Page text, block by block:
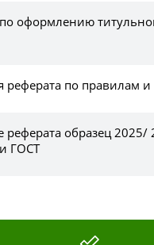
оформлению
по правилам и
образец 2025/
ГОСТ